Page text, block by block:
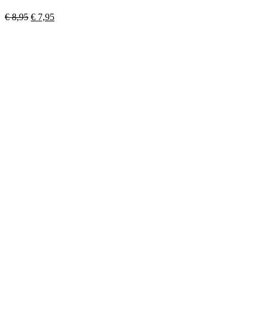
€8,95 Oorspronkelijke
€ 7,95Huidige